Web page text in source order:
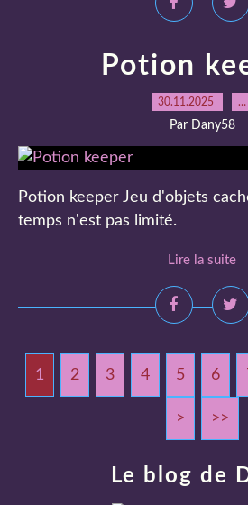
Potion
30.11.2025 …
Par Dany58
Potion keeper Jeu d'objets
temps n'est pas limité.
Lire la suite
1 2 3 4 5 6
> >>
Le blog de